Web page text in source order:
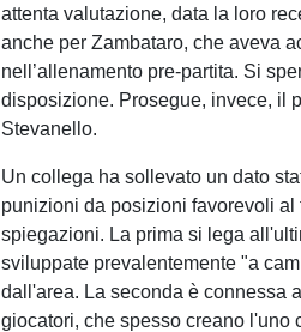
attenta valutazione, data la loro
anche per Zambataro, che aveva
nell’allenamento pre-partita. Si
disposizione. Prosegue, invece, il
Stevanello.
Un collega ha sollevato un dato
punizioni da posizioni favorevoli
spiegazioni. La prima si lega
sviluppate prevalentemente "a
dall'area. La seconda è connessa
giocatori, che spesso creano l'uno